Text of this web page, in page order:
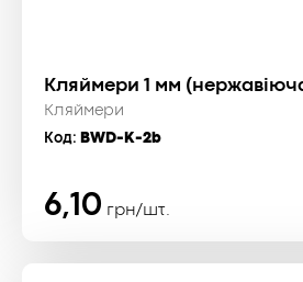
Кляймери 1 мм
Кляймери
Код: BWD-K-2b
6,10 грн/шт.